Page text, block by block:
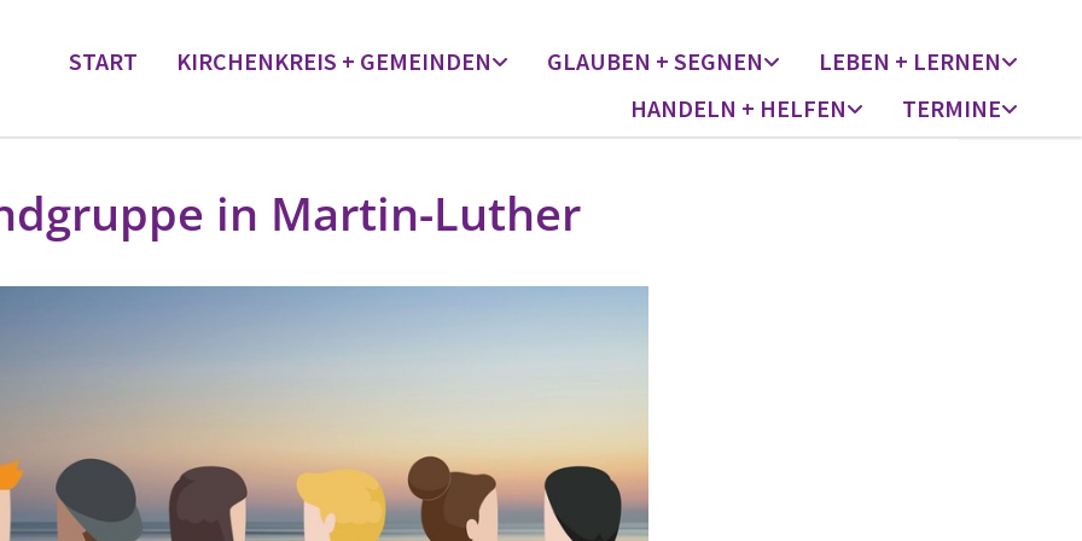
START KIRCHENKREIS + GEMEINDEN GLAUBEN + SEGNEN
LEBEN + LERNEN
HANDELN + HELFEN
TERMINE
in Martin-Luther